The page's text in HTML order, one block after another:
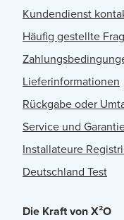
Kundendienst
Häufig gestellte
Lieferinformationen
Rückgabe oder
Service und
Installateure
Deutschland Test
Die Kraft von X²O